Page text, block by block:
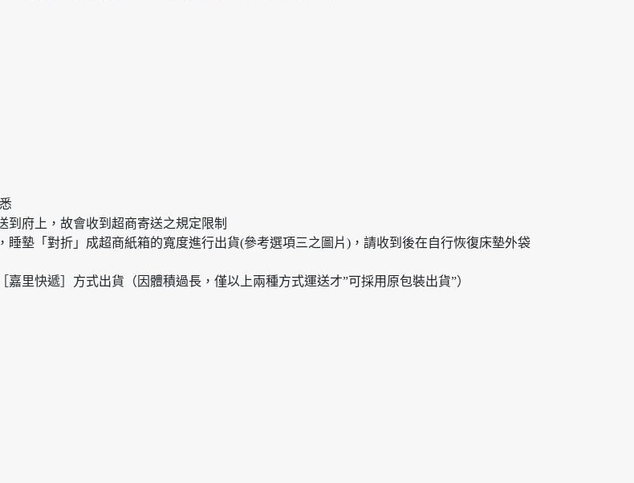
到府上，故會收到超商寄送之規定限制
墊「對折」成超商紙箱的寬度進行出貨(參考選項三之圖片)，請收到後在自行恢復床墊外袋
里快遞］方式出貨（因體積過長，僅以上兩種方式運送才”可採用原包裝出貨”）